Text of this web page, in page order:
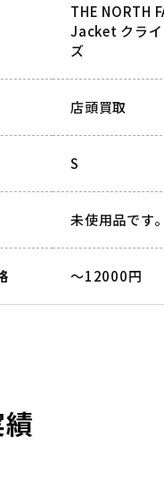
THE NORTH
Jacket クライ
ズ
店頭買取
S
未使用品です。
～12000円